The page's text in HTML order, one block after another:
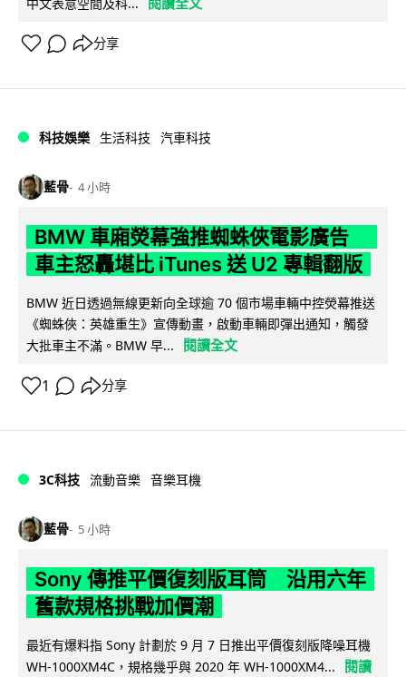
分享
科技娛樂 生活科技 汽車科技
藍骨 4 小時
BMW 車廂熒幕強推蜘蛛俠電影廣告
車主怒轟堪比 iTunes 送 U2 專輯翻版
BMW 近日透過無線更新向全球逾 70 個市場車輛中控熒幕推送
《蜘蛛俠：英雄重生》宣傳動畫，啟動車輛即彈出通知，觸發
大批車主不滿。BMW 早...
閱讀全文
1 分享
3C科技 流動音樂 音樂耳機
藍骨 5 小時
Sony 傳推平價復刻版耳筒 沿用六年
舊款規格挑戰加價潮
最近有爆料指 Sony 計劃於 9 月 7 日推出平價復刻版降噪耳機
WH-1000XM4C，規格幾乎與 2020 年 WH-1000XM4...
閱讀